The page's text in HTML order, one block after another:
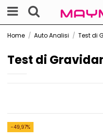
Home Auto Analisi Test di
Test di
-49,97%